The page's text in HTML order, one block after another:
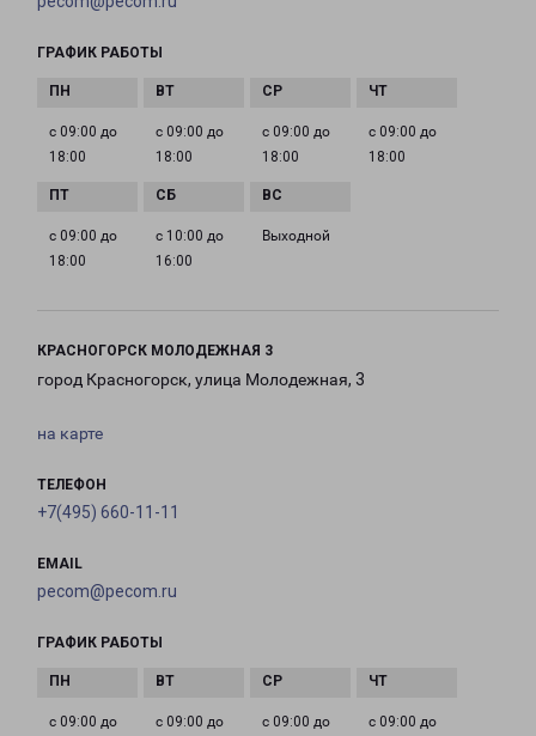
ГРАФИК РАБОТЫ
с 09:00 до
18:00
с 09:00 до
18:00
с 09:00 до
18:00
с 09:00 до
18:00
с 09:00 до
18:00
с 10:00 до
16:00
Выходной
КРАСНОГОРСК МОЛОДЕЖНАЯ 3
город Красногорск, улица Молодежная, 3
на карте
ТЕЛЕФОН
+7(495) 660-11-11
EMAIL
pecom@pecom.ru
ГРАФИК РАБОТЫ
с 09:00 до
с 09:00 до
с 09:00 до
с 09:00 до